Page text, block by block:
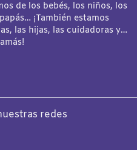
de los bebés, los niños, los
¡También estamos
las hijas, las cuidadoras y…
redes